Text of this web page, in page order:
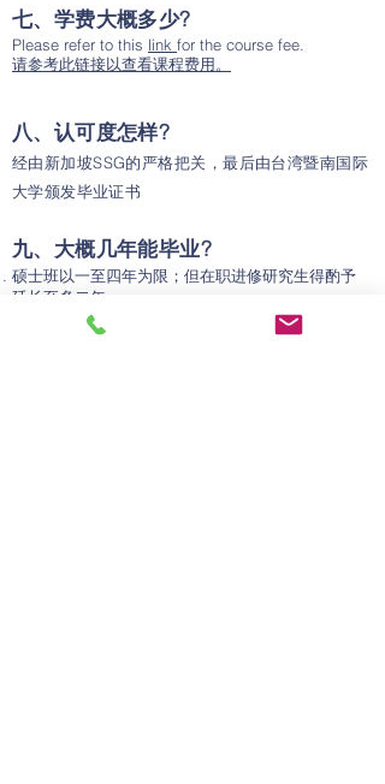
七、学费大概多少?
Please refer to this link for the course fee.
请参考此链接以查看课程费用。
八、认可度怎样?
经由新加坡SSG的严格把关，最后由台湾暨南国际
大学颁发毕业证书
九、大概几年能毕业?
硕士班以一至四年为限；但在职进修研究生得酌予
延长至多二年。
如果学生没有休学，且每学期都修满三门课，并在
第四学期完成论文，一般而言，二年可以毕业。